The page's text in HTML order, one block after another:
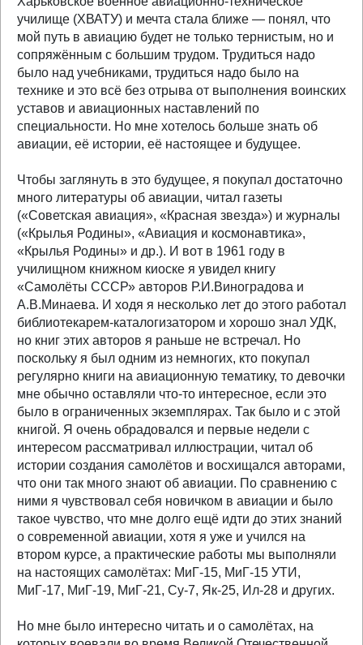
училище (ХВАТУ) и мечта стала ближе — понял, что
мой путь в авиацию будет не только тернистым, но и
сопряжённым с большим трудом. Трудиться надо
было над учебниками, трудиться надо было на
технике и это всё без отрыва от выполнения воинских
уставов и авиационных наставлений по
специальности. Но мне хотелось больше знать об
авиации, её истории, её настоящее и будущее.
Чтобы заглянуть в это будущее, я покупал достаточно
много литературы об авиации, читал газеты
(«Советская авиация», «Красная звезда») и журналы
(«Крылья Родины», «Авиация и космонавтика»,
«Крылья Родины» и др.). И вот в 1961 году в
училищном книжном киоске я увидел книгу
«Самолёты СССР» авторов Р.И.Виноградова и
А.В.Минаева. И ходя я несколько лет до этого работал
библиотекарем-каталогизатором и хорошо знал УДК,
но книг этих авторов я раньше не встречал. Но
поскольку я был одним из немногих, кто покупал
регулярно книги на авиационную тематику, то девочки
мне обычно оставляли что-то интересное, если это
было в ограниченных экземплярах. Так было и с этой
книгой. Я очень обрадовался и первые недели с
интересом рассматривал иллюстрации, читал об
истории создания самолётов и восхищался авторами,
что они так много знают об авиации. По сравнению с
ними я чувствовал себя новичком в авиации и было
такое чувство, что мне долго ещё идти до этих знаний
о современной авиации, хотя я уже и учился на
втором курсе, а практические работы мы выполняли
на настоящих самолётах: МиГ-15, МиГ-15 УТИ,
МиГ-17, МиГ-19, МиГ-21, Су-7, Як-25, Ил-28 и других.
Но мне было интересно читать и о самолётах, на